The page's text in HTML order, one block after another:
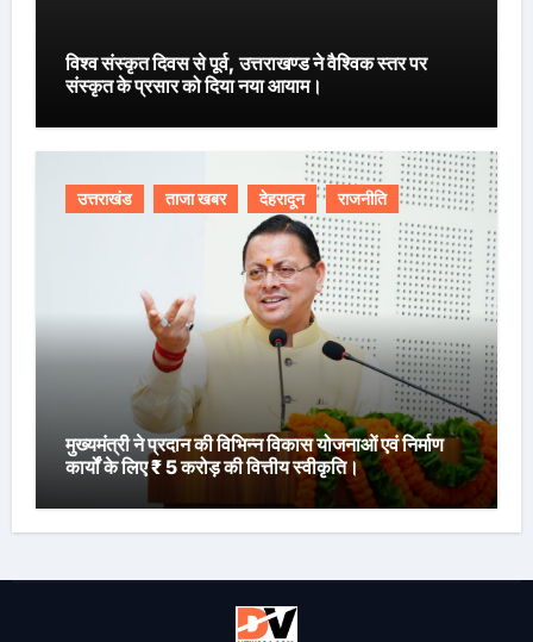
विश्व संस्कृत दिवस से पूर्व, उत्तराखण्ड ने वैश्विक स्तर पर
संस्कृत के प्रसार को दिया नया आयाम।
उत्तराखंड ताजा खबर देहरादून राजनीति
मुख्यमंत्री ने प्रदान की विभिन्न विकास योजनाओं एवं निर्माण
कार्यों के लिए ₹ 5 करोड़ की वित्तीय स्वीकृति।